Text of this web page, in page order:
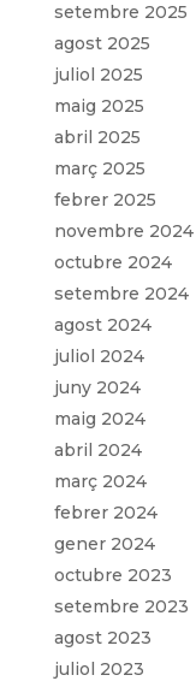
setembre 2025
agost 2025
juliol 2025
maig 2025
abril 2025
març 2025
febrer 2025
novembre 2024
octubre 2024
setembre 2024
agost 2024
juliol 2024
juny 2024
maig 2024
abril 2024
març 2024
febrer 2024
gener 2024
octubre 2023
setembre 2023
agost 2023
juliol 2023